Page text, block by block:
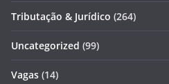
Tributação & Jurídico (264)
Uncategorized (99)
Vagas (14)